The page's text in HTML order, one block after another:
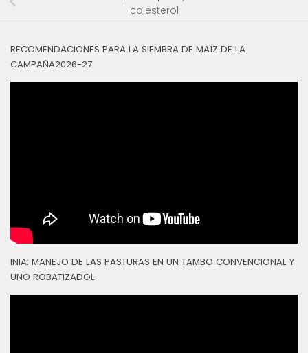
colesterol
RECOMENDACIONES PARA LA SIEMBRA DE MAÍZ DE LA
CAMPAÑA2026-27
INIA: MANEJO DE LAS PASTURAS EN UN TAMBO CONVENCIONAL Y
UNO ROBATIZADOL